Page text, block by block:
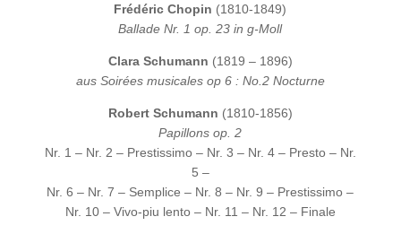
Frédéric Chopin (1810-1849)
Ballade Nr. 1 op. 23 in g-Moll
Clara Schumann (1819 – 1896)
aus Soirées musicales op 6 : No.2 Nocturne
Robert Schumann (1810-1856)
Papillons op. 2
Nr. 1 – Nr. 2 – Prestissimo – Nr. 3 – Nr. 4 – Presto – Nr.
5 –
Nr. 6 – Nr. 7 – Semplice – Nr. 8 – Nr. 9 – Prestissimo –
Nr. 10 – Vivo-piu lento – Nr. 11 – Nr. 12 – Finale